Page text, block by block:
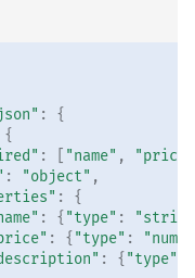
:
{
{
: "name" ,
"price"
: "object" ,
:
{
: { "type" :
: { "type" :
: { "type"